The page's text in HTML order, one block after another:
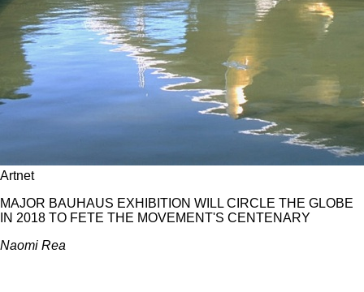
Artnet
MAJOR BAUHAUS EXHIBITION WILL CIRCLE THE GLOBE
IN 2018 TO FETE THE MOVEMENT'S CENTENARY
Naomi Rea